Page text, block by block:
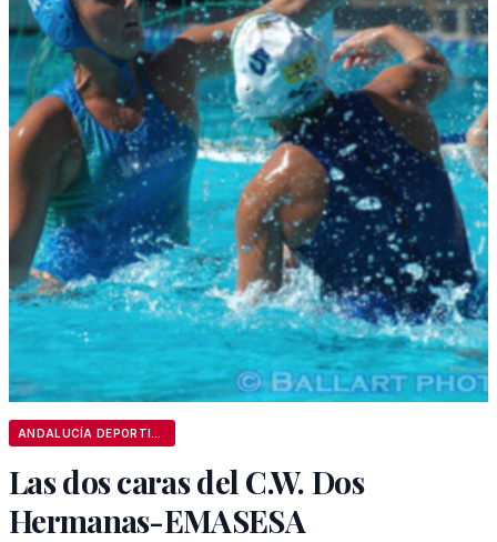
Las dos caras del C.W. Dos
Hermanas-EMASESA